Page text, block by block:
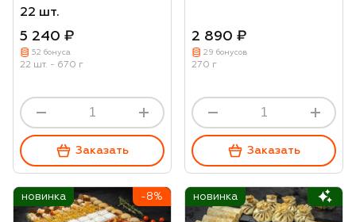
22 шт.
5 240 ₽
52 бонуса
22 шт. - 670 г
Заказать
2 890 ₽
29 бонусов
270 г
Заказать
новинка -8% новинка